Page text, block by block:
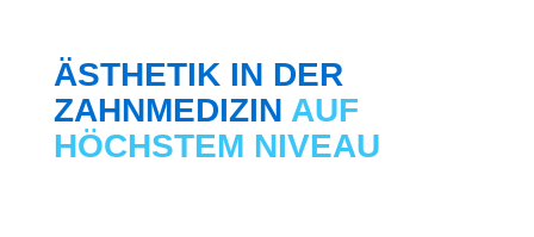
ÄSTHETIK IN DER
ZAHNMEDIZIN AUF
HÖCHSTEM NIVEAU